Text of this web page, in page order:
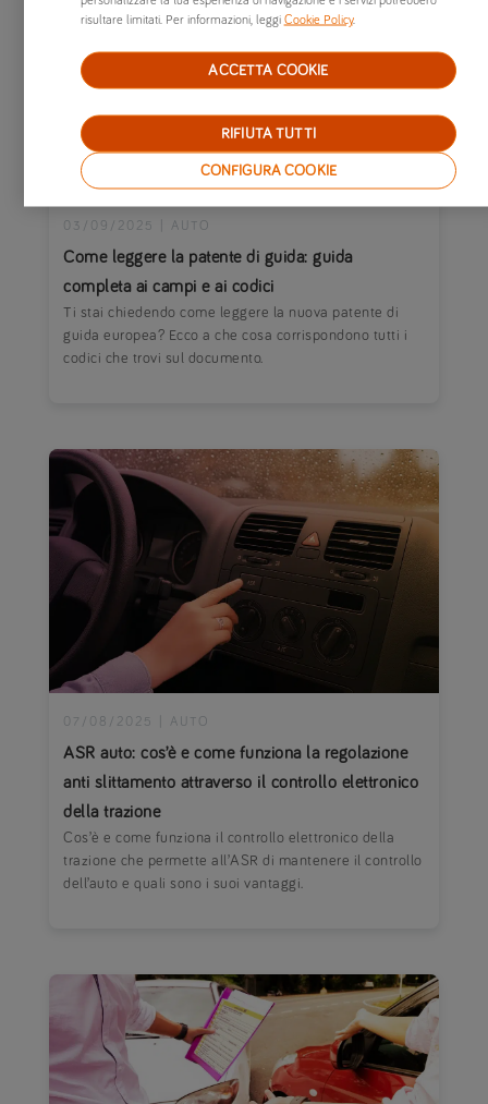
Come leggere la patente di guida: guida
completa ai campi e ai codici
03/09/2025 AUTO
Ti stai chiedendo come leggere la nuova patente di
guida europea? Ecco a che cosa corrispondono tutti i
codici che trovi sul documento.
ASR auto: cos’è e come funziona la regolazione
anti slittamento attraverso il controllo elettronico
della trazione
07/08/2025 AUTO
Cos’è e come funziona il controllo elettronico della
trazione che permette all’ASR di mantenere il controllo
dell’auto e quali sono i suoi vantaggi.
risultare limitati. Per informazioni, leggi Cookie Policy.
CONFIGURA COOKIE
RIFIUTA TUTTI
ACCETTA COOKIE